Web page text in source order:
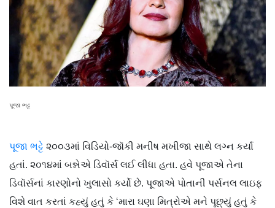
પૂજા ભટ્ટ
પૂજા ભટ્ટે ૨૦૦૩માં વિડિયો-જૉકી મનીષ મખીજા સાથે લગ્ન કર્યાં
હતાં. ૨૦૧૪માં બન્નેએ ડિવૉર્સ લઈ લીધા હતા. હવે પૂજાએ તેના
ડિવૉર્સનાં કારણોનો ખુલાસો કર્યો છે. પૂજાએ પોતાની પર્સનલ લાઇફ
વિશે વાત કરતાં કહ્યું હતું કે ‘મારા ઘણા મિત્રોએ મને પૂછ્યું હતું કે